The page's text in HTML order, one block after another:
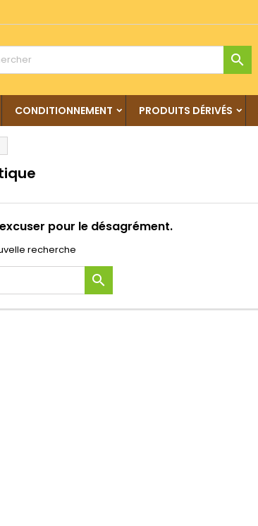

CONDITIONNEMENT PRODUITS DÉRIVÉS
pour le désagrément.
recherche
